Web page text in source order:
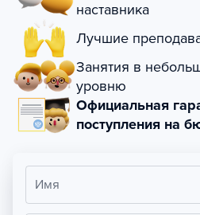
наставника
Лучшие
Занятия в
уровню
Официальная
поступления на
Имя